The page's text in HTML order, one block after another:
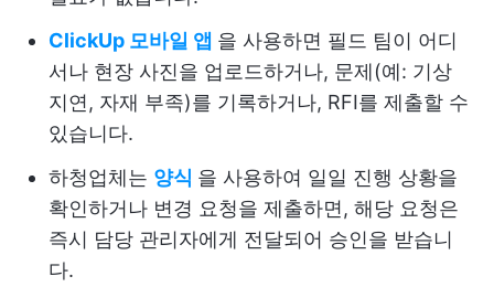
ClickUp 모바일 앱 을 사용하면 필드 팀이 어디
서나 현장 사진을 업로드하거나, 문제(예: 기상
지연, 자재 부족)를 기록하거나, RFI를 제출할 수
있습니다.
하청업체는 양식 을 사용하여 일일 진행 상황을
확인하거나 변경 요청을 제출하면, 해당 요청은
즉시 담당 관리자에게 전달되어 승인을 받습니
다.